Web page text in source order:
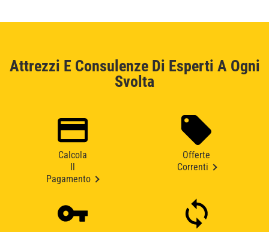
Attrezzi E Consulenze Di Esperti A Ogni
Svolta
Calcola
Pagamento
Offerte
Correnti